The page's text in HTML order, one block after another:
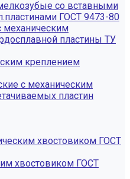
со вставными
ГОСТ 9473-80
пластины ТУ
креплением
с механическим
пластин
хвостовиком ГОСТ
хвостовиком ГОСТ